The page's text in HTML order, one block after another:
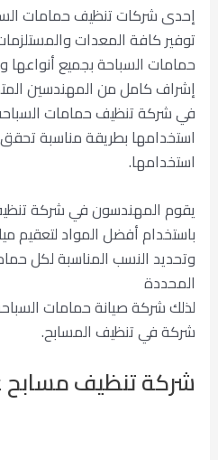
إحدى شركات تنظيف حمامات
توفير كافة المعدات
حمامات السباحة بجميع أنواعها
إشراف كامل من المهندسين
في شركة تنظيف حمامات
استخدامها بطريقة مناسبة تحقق
استخدامها.
يقوم المهندسون في شركة
باستخدام أفضل المواد لتعقيم
وتحديد النسب المناسبة لكل
المحددة
لذلك شركة صيانة حمامات
شركة في تنظيف المسابح.
شركة تنظيف مسابح